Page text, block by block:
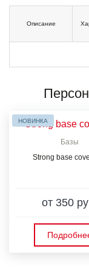
Описание
НОВИНКА
Базы
Strong base
от 350